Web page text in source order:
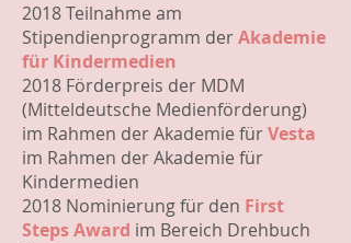
2018 Teilnahme am
Stipendienprogramm derAkademie
für Kindermedien
2018 Förderpreis der MDM
(Mitteldeutsche Medienförderung)
im Rahmen der Akademie fürVesta
im Rahmen der Akademie für
Kindermedien
2018 Nominierung für den First
Steps Award im Bereich Drehbuch